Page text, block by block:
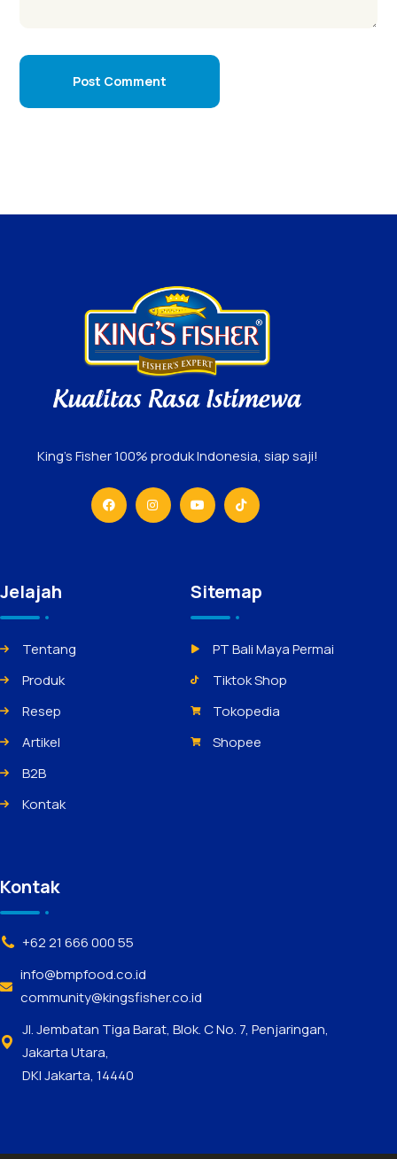
King’s Fisher 100% produk Indonesia, siap saji!
Jelajah
Tentang
Produk
Resep
Artikel
B2B
Kontak
Sitemap
PT Bali Maya Permai
Tiktok Shop
Tokopedia
Shopee
Kontak
+62 21 666 000 55
info@bmpfood.co.id
community@kingsfisher.co.id
Jl. Jembatan Tiga Barat, Blok. C No. 7, Penjaringan,
Jakarta Utara,
DKI Jakarta, 14440